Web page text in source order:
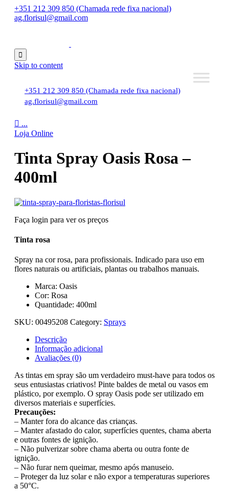
+351 212 309 850 (Chamada rede fixa nacional)
ag.florisul@gmail.com

Skip to content
+351 212 309 850 (Chamada rede fixa nacional)
ag.florisul@gmail.com
 ...
Loja Online
Tinta Spray Oasis Rosa –
400ml
Faça login para ver os preços
Tinta rosa
Spray na cor rosa, para profissionais. Indicado para uso em
flores naturais ou artificiais, plantas ou trabalhos manuais.
Marca: Oasis
Cor: Rosa
Quantidade: 400ml
SKU: 00495208 Category: Sprays
Descrição
Informação adicional
Avaliações (0)
As tintas em spray são um verdadeiro must-have para todos os
seus entusiastas criativos! Pinte baldes de metal ou vasos em
plástico, por exemplo. O spray Oasis pode ser utilizado em
diversos materiais e superfícies.
Precauções:
– Manter fora do alcance das crianças.
– Manter afastado do calor, superfícies quentes, chama aberta
e outras fontes de ignição.
– Não pulverizar sobre chama aberta ou outra fonte de
ignição.
– Não furar nem queimar, mesmo após manuseio.
– Proteger da luz solar e não expor a temperaturas superiores
a 50°C.